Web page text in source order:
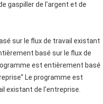
gaspiller de l'argent et de
sur le flux de travail existant
basé sur le flux de
est entièrement basé
Le programme est
existant de l'entreprise.